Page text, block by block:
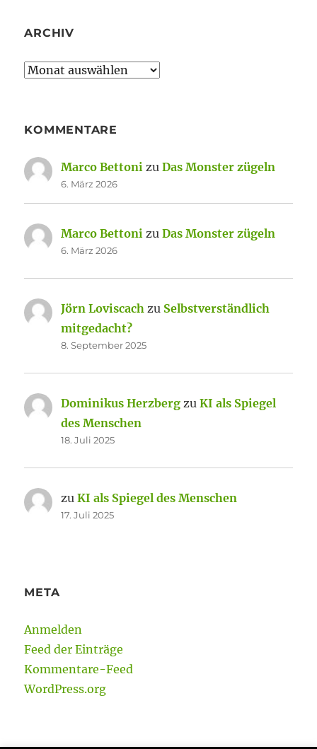
ARCHIV
Archiv
KOMMENTARE
Marco Bettoni zuDas Monster zügeln
6. März 2026
Marco Bettoni zuDas Monster zügeln
6. März 2026
Jörn Loviscach zu Selbstverständlich
mitgedacht?
8. September 2025
Dominikus Herzberg zuKI als Spiegel
des Menschen
18. Juli 2025
zuKI als Spiegel des Menschen
17. Juli 2025
META
Anmelden
Feed der Einträge
Kommentare-Feed
WordPress.org